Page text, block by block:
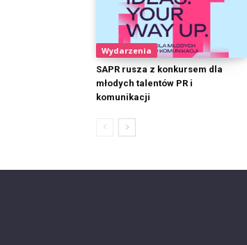
Wydarzenia
SAPR rusza z konkursem dla
młodych talentów PR i
komunikacji